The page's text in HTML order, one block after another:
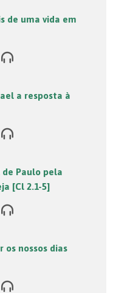
de uma vida em
a resposta à
Paulo pela
[Cl 2.1-5]
os nossos dias